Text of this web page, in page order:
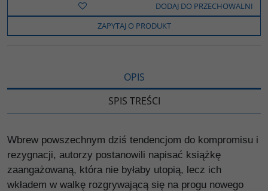
o
k
t
e
i
n
k
e
l
s
DODAJ DO PRZECHOWALNI
ZAPYTAJ O PRODUKT
OPIS
SPIS TREŚCI
Wbrew powszechnym dziś tendencjom do kompromisu i
rezygnacji, autorzy postanowili napisać książkę
zaangażowaną, która nie byłaby utopią, lecz ich
wkładem w walkę rozgrywającą się na progu nowego